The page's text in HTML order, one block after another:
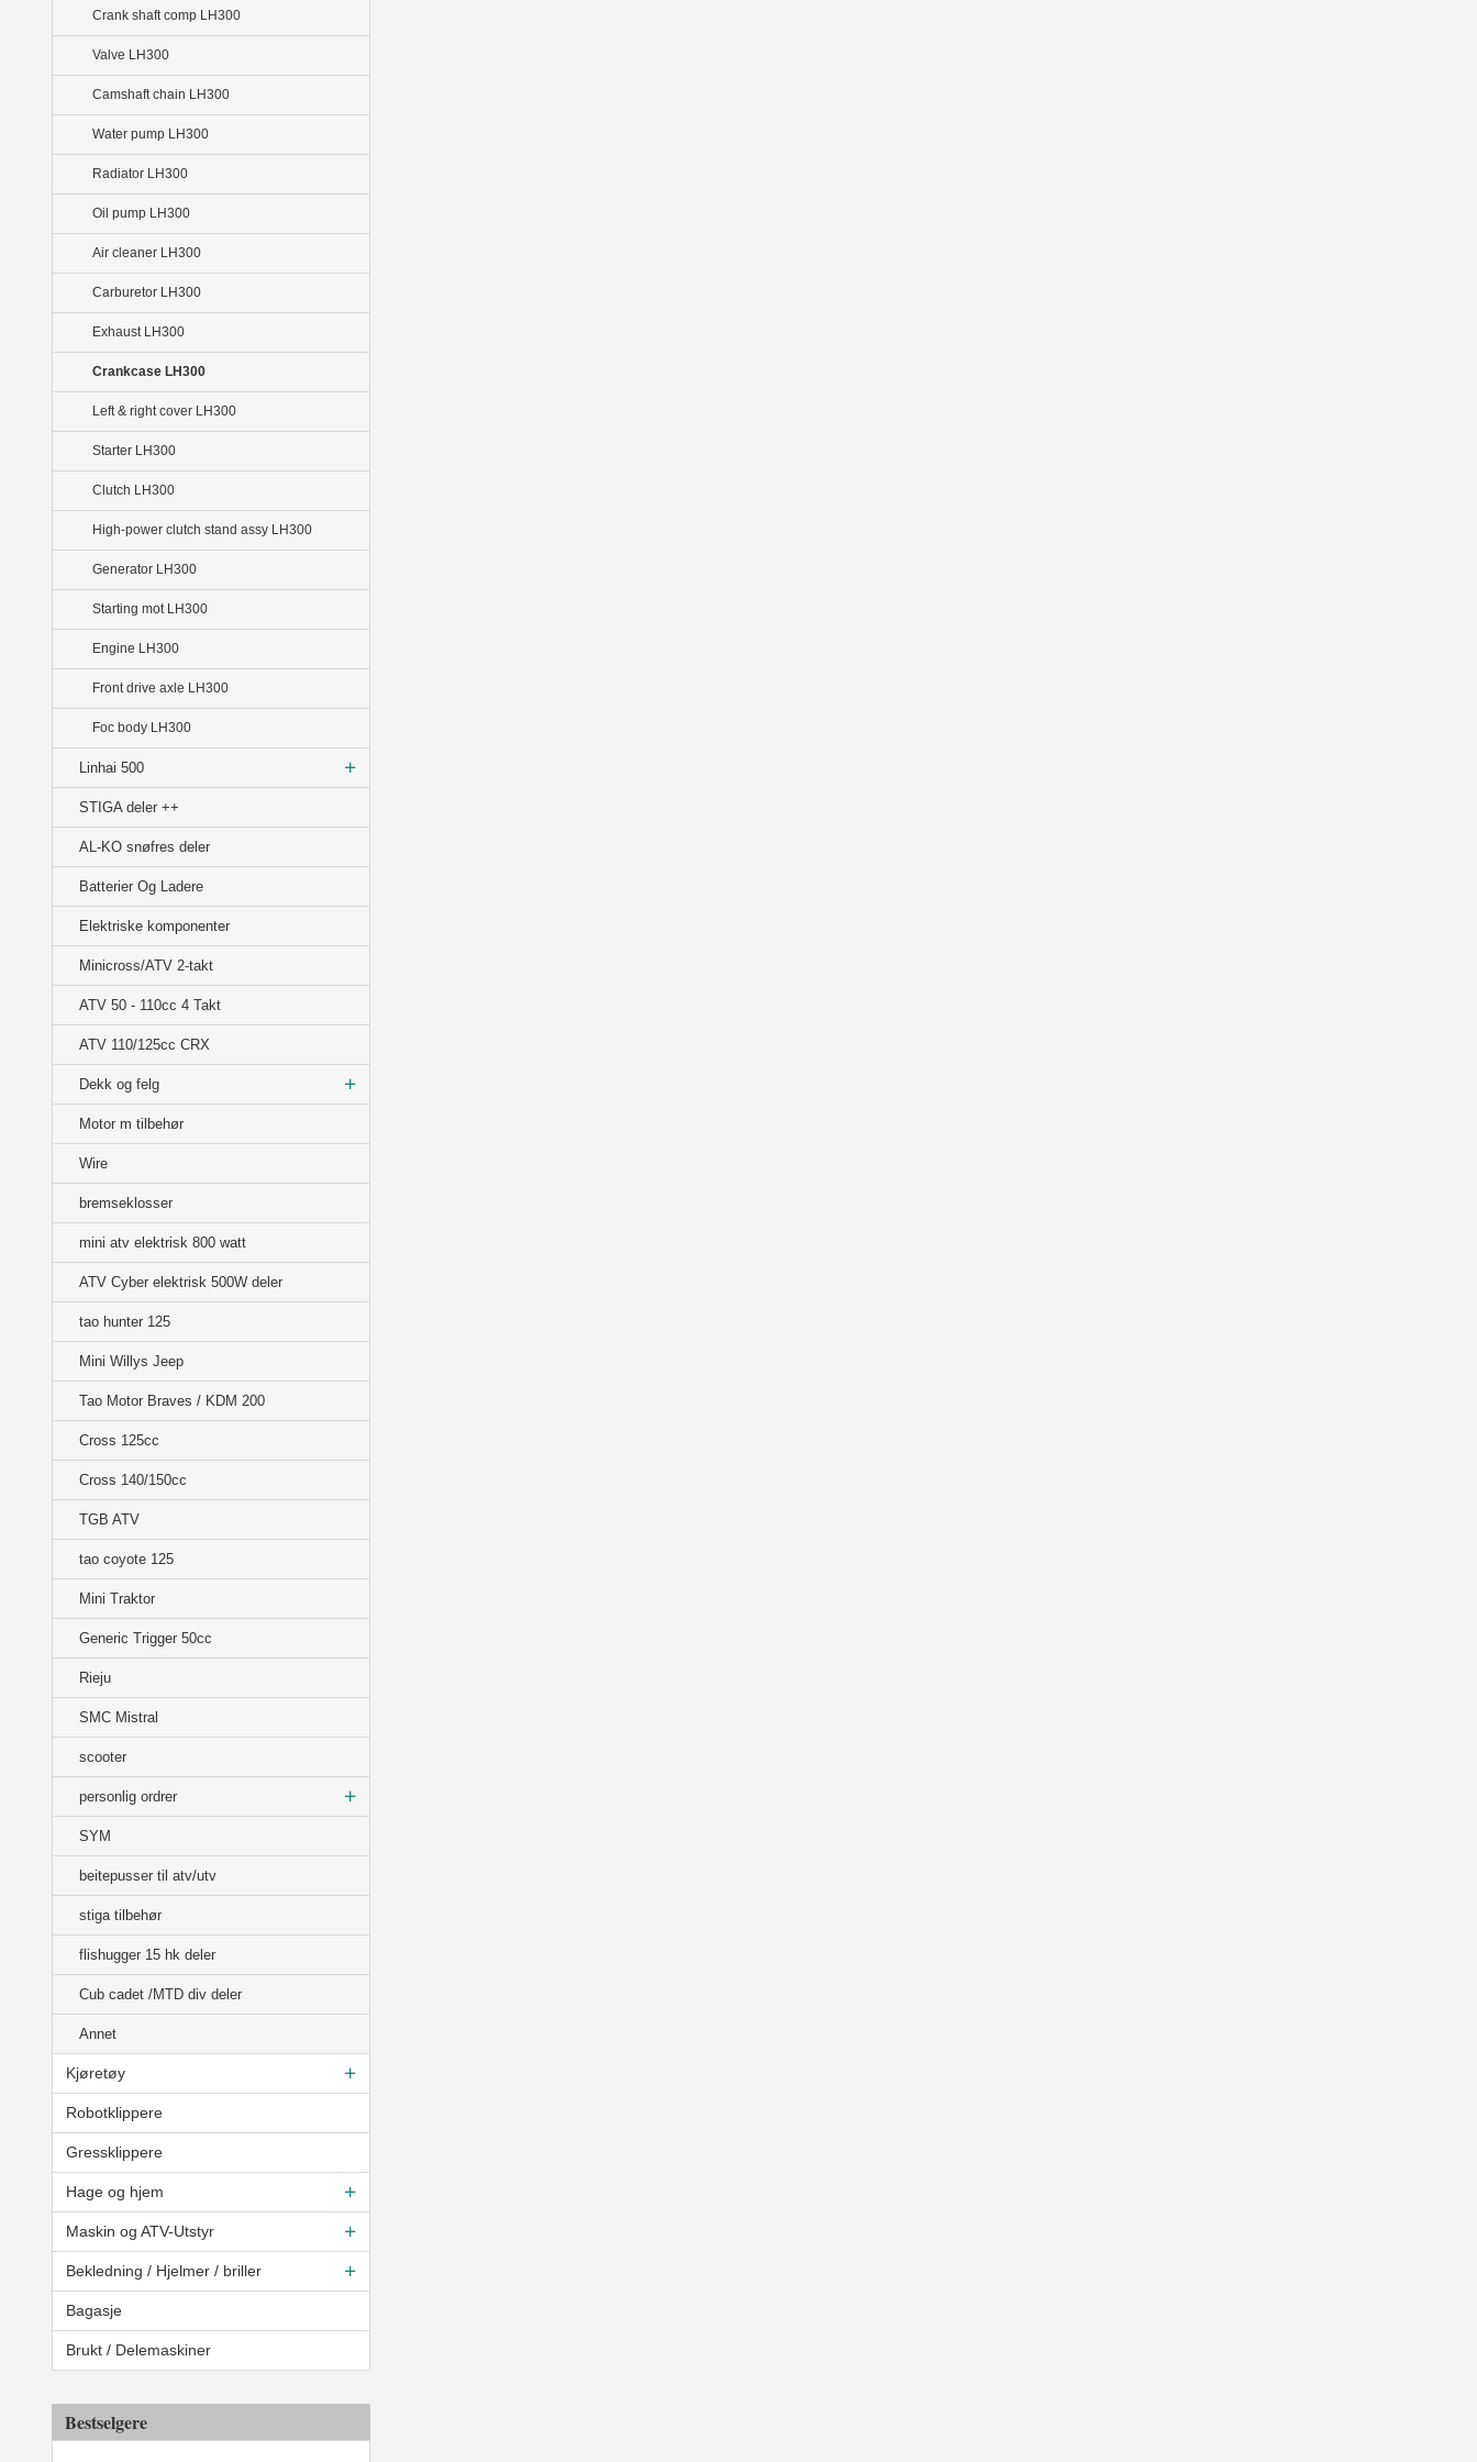
Crank shaft comp LH300
Valve LH300
Camshaft chain LH300
Water pump LH300
Radiator LH300
Oil pump LH300
Air cleaner LH300
Carburetor LH300
Exhaust LH300
Crankcase LH300
Left & right cover LH300
Starter LH300
Clutch LH300
High-power clutch stand assy LH300
Generator LH300
Starting mot LH300
Engine LH300
Front drive axle LH300
Foc body LH300
Linhai 500
STIGA deler ++
AL-KO snøfres deler
Batterier Og Ladere
Elektriske komponenter
Minicross/ATV 2-takt
ATV 50 - 110cc 4 Takt
ATV 110/125cc CRX
Dekk og felg
Motor m tilbehør
Wire
bremseklosser
mini atv elektrisk 800 watt
ATV Cyber elektrisk 500W deler
tao hunter 125
Mini Willys Jeep
Tao Motor Braves / KDM 200
Cross 125cc
Cross 140/150cc
TGB ATV
tao coyote 125
Mini Traktor
Generic Trigger 50cc
Rieju
SMC Mistral
scooter
personlig ordrer
SYM
beitepusser til atv/utv
stiga tilbehør
flishugger 15 hk deler
Cub cadet /MTD div deler
Annet
Kjøretøy
Robotklippere
Gressklippere
Hage og hjem
Maskin og ATV-Utstyr
Bekledning / Hjelmer / briller
Bagasje
Brukt / Delemaskiner
Bestselgere